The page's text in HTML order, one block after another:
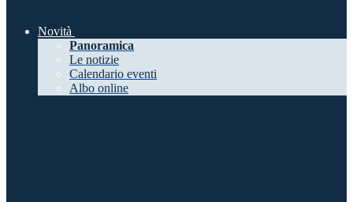
Novità
Panoramica
Le notizie
Calendario eventi
Albo online